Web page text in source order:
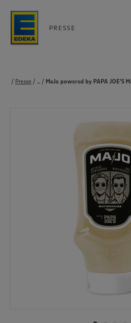
PRESSE
Presse Produkte
MaJo powered by PAPA JOE'S
...